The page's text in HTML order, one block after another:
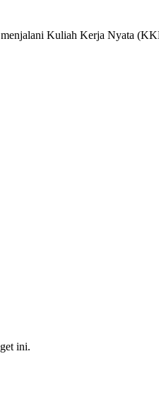
menjalani Kuliah Kerja Nyata
ini.